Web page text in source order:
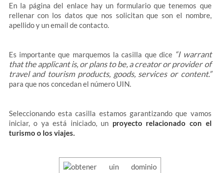
En la página del enlace hay un formulario que tenemos que
rellenar con los datos que nos solicitan que son el nombre,
apellido y un email de contacto.
Es importante que marquemos la casilla que dice “I warrant
that the applicant is, or plans to be, a creator or provider of
travel and tourism products, goods, services or content.”
para que nos concedan el número UIN.
Seleccionando esta casilla estamos garantizando que vamos
iniciar, o ya está iniciado, un proyecto relacionado con el
turismo o los viajes.